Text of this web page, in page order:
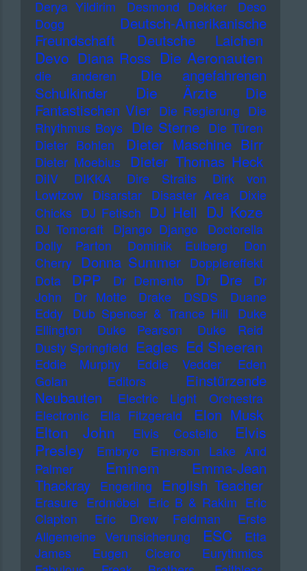
Derya Yildirim
Desmond Dekker
Deso
Dogg
Deutsch-Amerikanische
Freundschaft
Deutsche Laichen
Devo Diana Ross Die Aeronauten
die anderen
Die angefahrenen
Schulkinder
Die Ärzte
Die
Fantastischen Vier Die Regierung Die
Rhythmus Boys Die Sterne Die Türen
Dieter Bohlen
Dieter Maschine Birr
Dieter Moebius Dieter Thomas Heck
DiIV DIKKA Dire Straits
Dirk von
Lowtzow
Disarstar Disaster Area
Dixie
Chicks DJ Fetisch DJ Hell DJ Koze
DJ Tomcraft Django Django
Doctorella
Dolly Parton
Dominik Eulberg
Don
Cherry Donna Summer Dopplereffekt
Dota
DPP Dr Demento Dr Dre
Dr
John
Dr Motte Drake DSDS
Duane
Eddy
Dub Spencer & Trance Hill
Duke
Ellington
Duke Pearson
Duke Reid
Dusty Springfield Eagles Ed Sheeran
Eddie Murphy Eddie Vedder
Eden
Golan
Editors
Einstürzende
Neubauten
Electric Light Orchestra
Electronic
Ella Fitzgerald Elon Musk
Elton John Elvis Costello
Elvis
Presley
Embryo
Emerson Lake And
Palmer
Eminem
Emma-Jean
Thackray
Engerling English Teacher
Erasure Erdmöbel Eric B & Rakim Eric
Clapton
Eric Drew Feldman
Erste
Allgemeine Verunsicherung
ESC
Etta
James
Eugen Cicero
Eurythmics